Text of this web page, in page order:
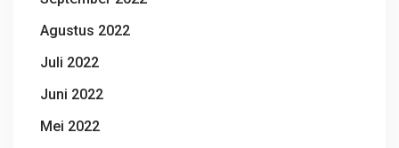
Agustus 2022
Juli 2022
Juni 2022
Mei 2022